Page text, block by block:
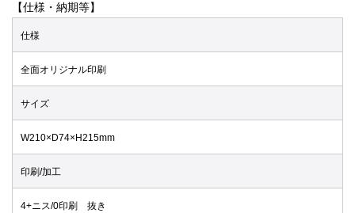
【仕様・納期等】
仕様
全面オリジナル印刷
サイズ
W210×D74×H215mm
印刷/加工
4+ニス/0印刷 抜き